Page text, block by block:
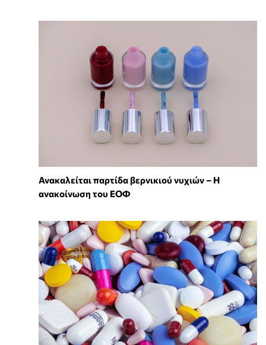
Ανακαλείται παρτίδα βερνικιού νυχιών – Η
ανακοίνωση του ΕΟΦ